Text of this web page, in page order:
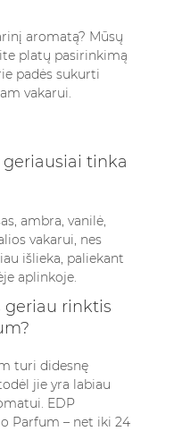
aromatą? Mūsų
platų pasirinkimą
padės sukurti
vakarui.
geriausiai tinka
ambra, vanilė,
vakarui, nes
išlieka, paliekant
aplinkoje.
geriau rinktis
turi didesnę
jie yra labiau
EDP
Parfum – net iki 24